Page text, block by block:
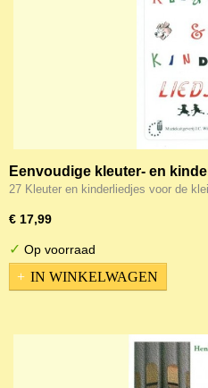
Eenvoudige kleuter- en
net beginnende organist
27 Kleuter en kinderliedjes voor de
€ 17,99
✓ Op voorraad
IN WINKELWAGEN